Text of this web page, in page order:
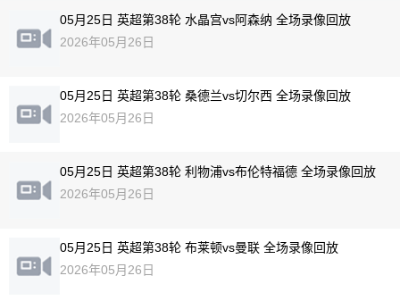
05月25日 英超第38轮 水晶宫vs阿森纳 全场录像回放
2026年05月26日
05月25日 英超第38轮 桑德兰vs切尔西 全场录像回放
2026年05月26日
05月25日 英超第38轮 利物浦vs布伦特福德 全场录像回放
2026年05月26日
05月25日 英超第38轮 布莱顿vs曼联 全场录像回放
2026年05月26日